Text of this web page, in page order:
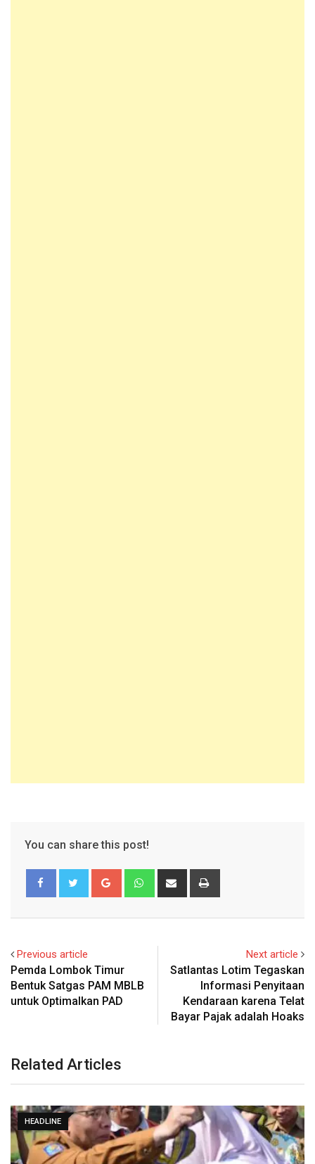
You can share this post!
Google+ WhatsappShare
Previous article
Pemda Lombok Timur
Bentuk Satgas PAM MBLB
untuk Optimalkan PAD
Next article
Satlantas Lotim Tegaskan
Informasi Penyitaan
Kendaraan karena Telat
Bayar Pajak adalah Hoaks
Related Articles
HEADLINE